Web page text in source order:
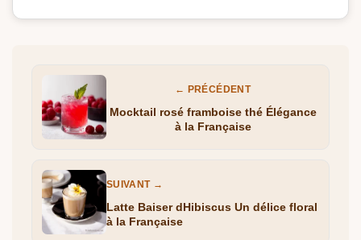
← PRÉCÉDENT
Mocktail rosé framboise thé Élégance
à la Française
SUIVANT →
Latte Baiser dHibiscus Un délice floral
à la Française